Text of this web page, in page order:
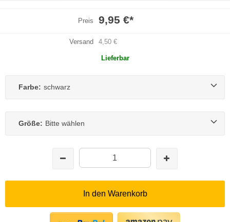
Preis 9,95 €*
Versand 4,50 €
Lieferbar
Farbe: schwarz
Größe: Bitte wählen
In den Warenkorb